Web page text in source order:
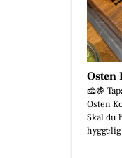
Osten
🧀🍇
Osten
Skal du